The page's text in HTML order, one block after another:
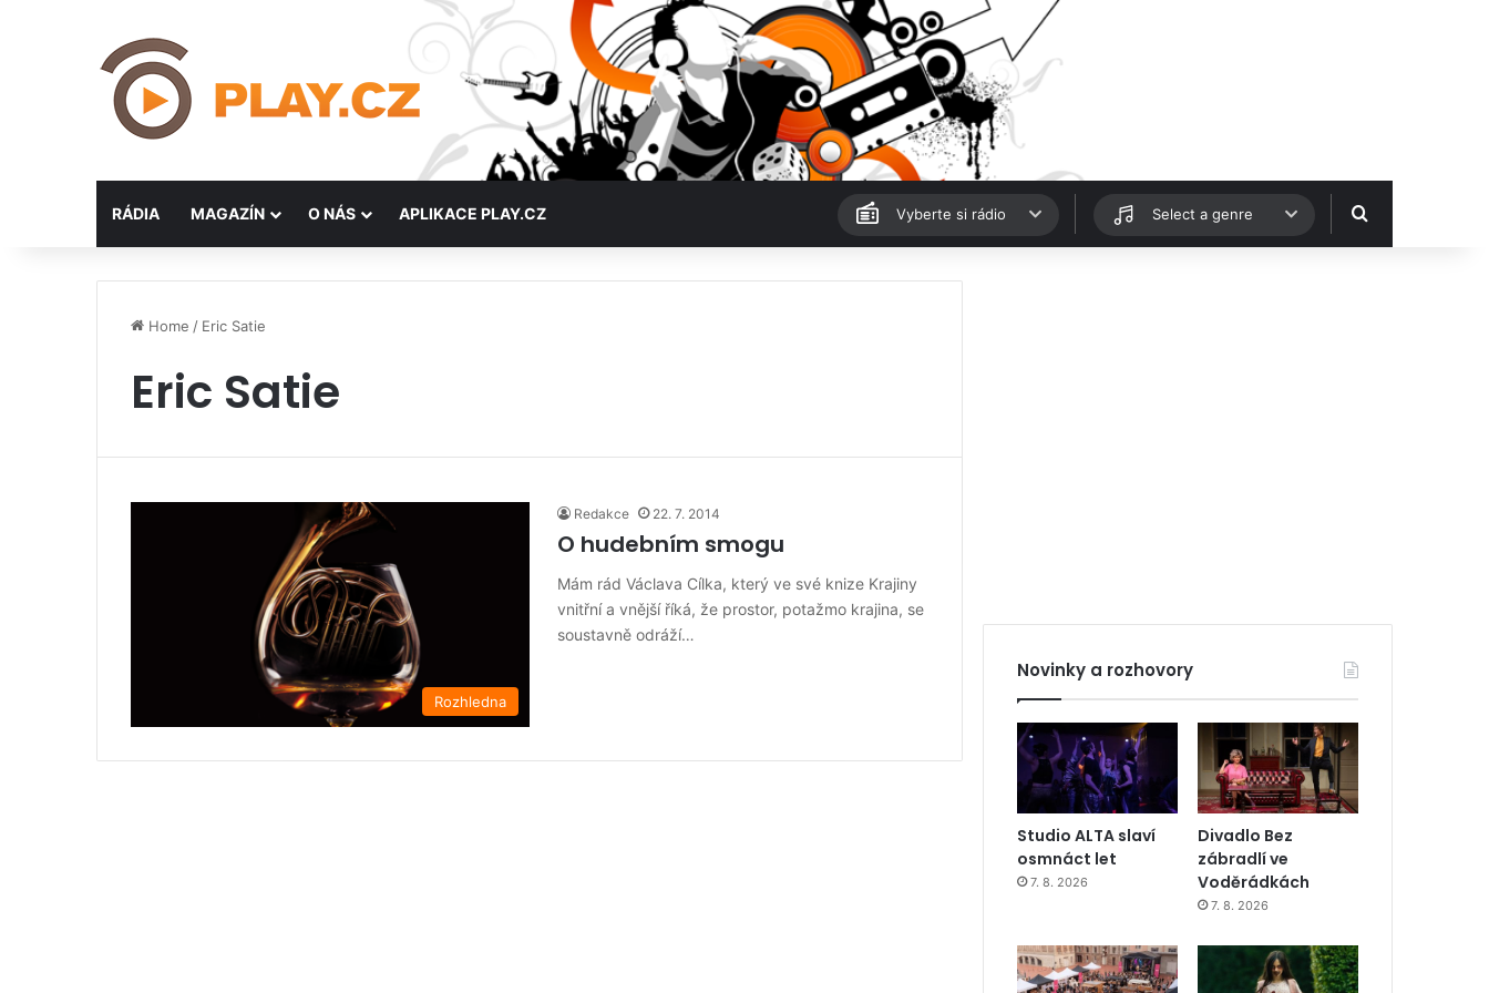
RÁDIA MAGAZÍN O NÁS APLIKACE PLAY.CZ Vyberte si rádio Select a genre Hledat
Home / Eric Satie
Eric Satie
Rozhledna
Redakce 22. 7. 2014
O hudebním smogu
Mám rád Václava Cílka, který ve své knize Krajiny
vnitřní a vnější říká, že prostor, potažmo krajina, se
soustavně odráží…
Novinky a rozhovory
Studio ALTA slaví
osmnáct let
7. 8. 2026
Divadlo Bez
zábradlí ve
Voděrádkách
7. 8. 2026